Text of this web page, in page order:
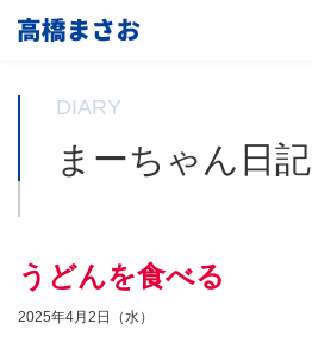
DIARY
まーちゃん日記
うどんを食べる
2025年4月2日（水）